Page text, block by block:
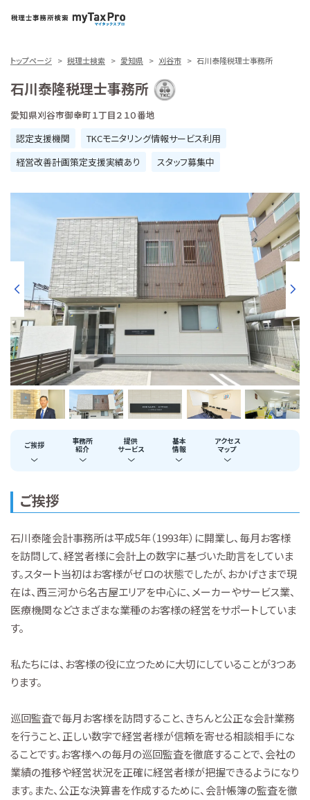
トップページ 税理士検索 愛知県 刈谷市 石川泰隆税理士事務所
石川泰隆税理士事務所
愛知県刈谷市御幸町１丁目２１０番地
認定支援機関
TKCモニタリング情報サービス利用
経営改善計画策定支援実績あり
スタッフ募集中
ご挨拶
事務所
紹介
提供
サービス
基本
情報
アクセス
マップ
ご挨拶
石川泰隆会計事務所は平成5年（1993年）に開業し、毎月お客様
を訪問して、経営者様に会計上の数字に基づいた助言をしていま
す。スタート当初はお客様がゼロの状態でしたが、おかげさまで現
在は、西三河から名古屋エリアを中心に、メーカーやサービス業、
医療機関などさまざまな業種のお客様の経営をサポートしていま
す。
私たちには、お客様の役に立つために大切にしていることが3つあ
ります。
巡回監査で毎月お客様を訪問すること、きちんと公正な会計業務
を行うこと、正しい数字で経営者様が信頼を寄せる相談相手にな
ることです。お客様への毎月の巡回監査を徹底することで、会社の
業績の推移や経営状況を正確に経営者様が把握できるようになり
ます。また、公正な決算書を作成するために、会計帳簿の監査を徹